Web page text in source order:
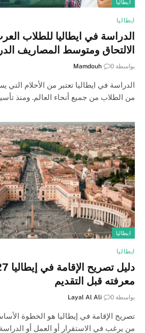
ايطاليا
ايطاليا
الدراسة في ايطاليا للطلاب
الالتحاق ومتوسط المصاريف
بواسطة Mamdouh 0
الدراسة في ايطاليا تعتبر من الأحلام التي
من الطلاب من جميع أنحاء العالم. ومنذ
ايطاليا
ايطاليا
معرفته قبل التقديم
بواسطة Layal Al Ali 0
تصريح الإقامة في إيطاليا هو الخطوة
من يرغب في الاستقرار أو العمل أو